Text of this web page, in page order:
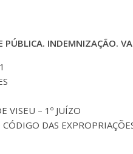
PÚBLICA. INDEMNIZAÇÃO.
VISEU – 1º JUÍZO
DAS